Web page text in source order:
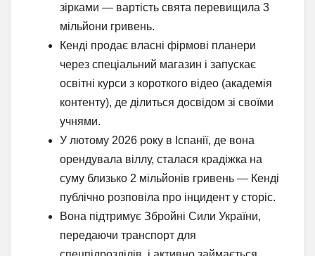
зірками — вартість свята перевищила 3
мільйони гривень.
Кенді продає власні фірмові планери
через спеціальний магазин і запускає
освітні курси з короткого відео (академія
контенту), де ділиться досвідом зі своїми
учнями.
У лютому 2026 року в Іспанії, де вона
орендувала віллу, сталася крадіжка на
суму близько 2 мільйонів гривень — Кенді
публічно розповіла про інцидент у сторіс.
Вона підтримує Збройні Сили України,
передаючи транспорт для